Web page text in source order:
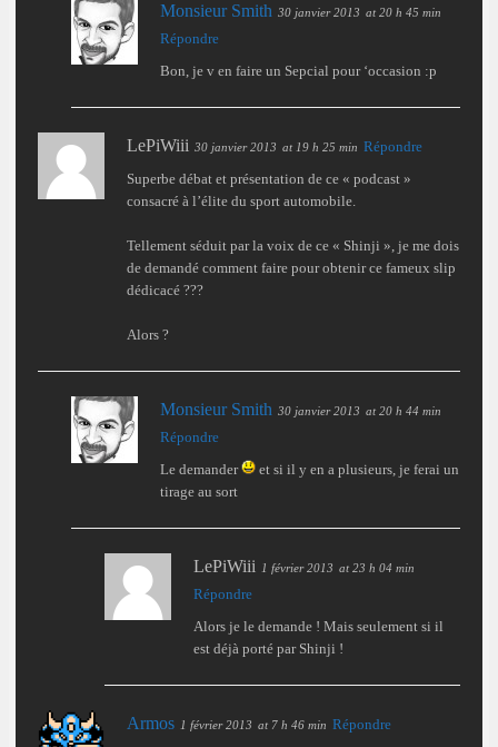
Monsieur Smith 30 janvier 2013 at 20 h 45 min
Répondre
Bon, je v en faire un Sepcial pour ‘occasion :p
LePiWiii 30 janvier 2013 at 19 h 25 min Répondre
Superbe débat et présentation de ce « podcast »
consacré à l’élite du sport automobile.
Tellement séduit par la voix de ce « Shinji », je me dois
de demandé comment faire pour obtenir ce fameux slip
dédicacé ???
Alors ?
Monsieur Smith 30 janvier 2013 at 20 h 44 min
Répondre
Le demander
et si il y en a plusieurs, je ferai un
tirage au sort
LePiWiii 1 février 2013 at 23 h 04 min
Répondre
Alors je le demande ! Mais seulement si il
est déjà porté par Shinji !
Armos 1 février 2013 at 7 h 46 min Répondre